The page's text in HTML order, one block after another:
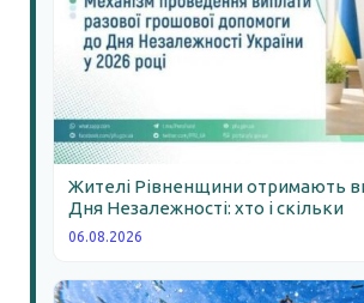
Жителі Рівненщини отримають
Дня Незалежності: хто і скільки
06.08.2026